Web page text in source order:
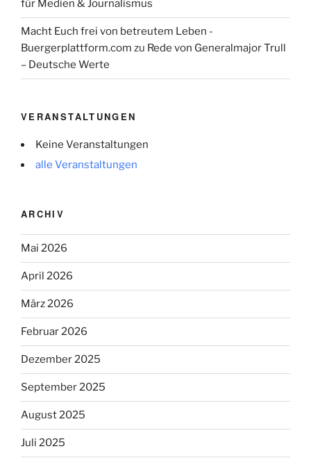
für Medien & Journalismus
Macht Euch frei von betreutem Leben -
Buergerplattform.com zu Rede von Generalmajor Trull
– Deutsche Werte
VERANSTALTUNGEN
Keine Veranstaltungen
alle Veranstaltungen
ARCHIV
Mai 2026
April 2026
März 2026
Februar 2026
Dezember 2025
September 2025
August 2025
Juli 2025